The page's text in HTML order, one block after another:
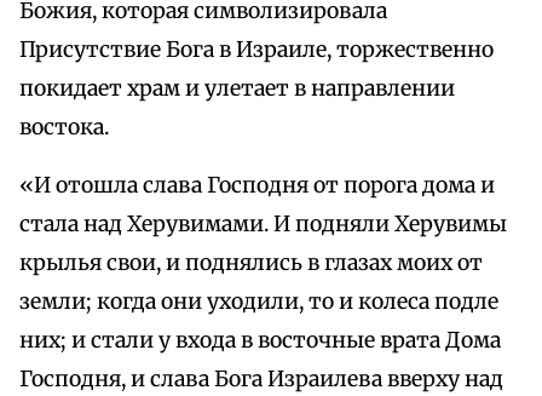
Божия, которая символизировала
Присутствие Бога в Израиле, торжественно
покидает храм и улетает в направлении
востока.
«И отошла слава Господня от порога дома и
стала над Херувимами. И подняли Херувимы
крылья свои, и поднялись в глазах моих от
земли; когда они уходили, то и колеса подле
них; и стали у входа в восточные врата Дома
Господня, и слава Бога Израилева вверху над